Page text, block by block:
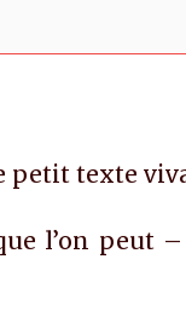
texte
l’on peut